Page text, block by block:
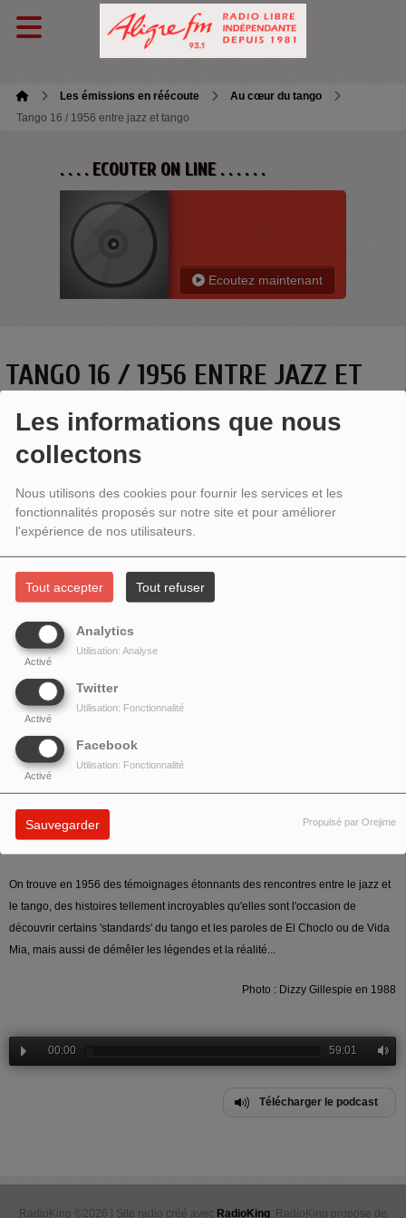
Les informations que nous
collectons
Nous utilisons des cookies pour fournir les services et les
fonctionnalités proposés sur notre site et pour améliorer
l'expérience de nos utilisateurs.
Tout accepter Tout refuser
Analytics
Activé
Utilisation: Analyse
Twitter
Activé
Utilisation: Fonctionnalité
Facebook
Activé
Utilisation: Fonctionnalité
Sauvegarder Propulsé par Orejime
Les émissions en réécoute
Au cœur du tango
Tango 16 / 1956 entre jazz et tango
. . . . ECOUTER ON LINE . . . . . .
Ecoutez maintenant
TANGO 16 / 1956 ENTRE JAZZ ET
TANGO
On trouve en 1956 des témoignages étonnants des rencontres entre le jazz et
le tango, des histoires tellement incroyables qu'elles sont l'occasion de
découvrir certains 'standards' du tango et les paroles de El Choclo ou de Vida
Mia, mais aussi de démêler les légendes et la réalité...
Photo : Dizzy Gillespie en 1988
00:00 59:01
Télécharger le podcast
RadioKing ©2026 | Site radio créé avec RadioKing. RadioKing propose de